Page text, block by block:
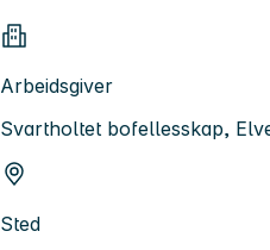
Arbeidsgiver
Svartholtet bofellesskap,
Sted